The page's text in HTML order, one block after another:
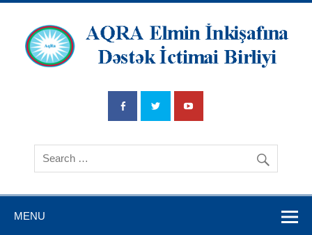
İnkişafına
Dətsək İctimai
Birliyi
MENU